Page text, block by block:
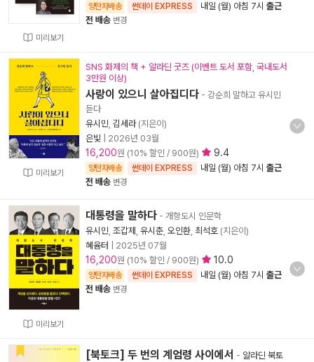
미리보기
양탄자배송 썬데이 EXPRESS 내일 (월) 아침 7시 출근
전 배송 변경
미리보기
SNS 화제의 책 + 알라딘 굿즈 (이벤트 도서 포함, 국내도서
3만원 이상)
사랑이 있으니 살아집디다 - 강순희 말하고 유시민
듣다
유시민 김세라(지은이)
은빛
2026년 03월
16,200원 (10% 할인 / 900원) 9.4
양탄자배송 썬데이 EXPRESS 내일 (월) 아침 7시 출근
전 배송 변경
미리보기
대통령을 말하다 - 개항도시 인문학
유시민 조갑제 유시춘 오인환 최석호 (지은이)
혜윰터
2025년 07월
16,200원 (10% 할인 / 900원) 10.0
양탄자배송 썬데이 EXPRESS 내일 (월) 아침 7시 출근
전 배송 변경
[북토크] 두 번의 계엄령 사이에서 - 알라딘 북토